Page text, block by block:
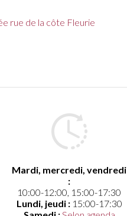
rue de la côte Fleurie
Mardi, mercredi, vendredi
:
10:00-12:00, 15:00-17:30
Lundi, jeudi :15:00-17:30